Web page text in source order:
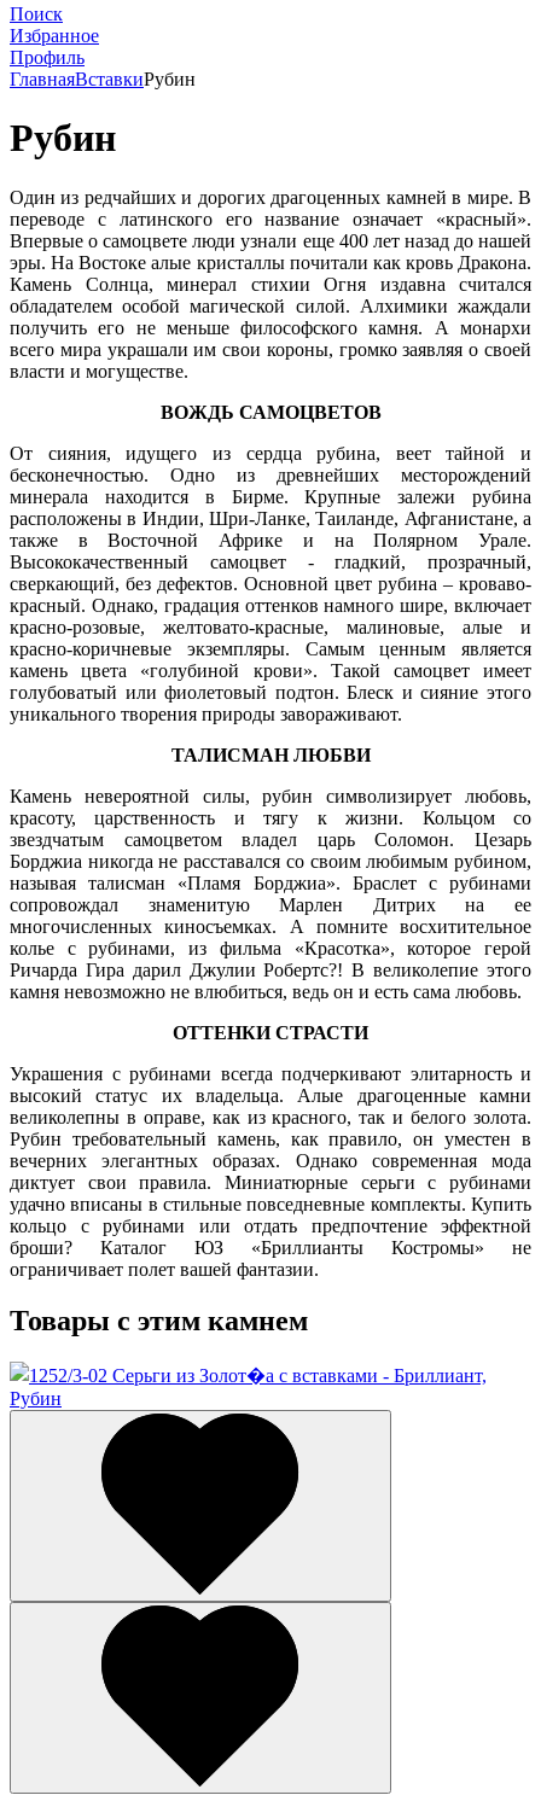
Поиск
Избранное
Профиль
ГлавнаяВставкиРубин
Рубин
Один из редчайших и дорогих драгоценных камней в мире. В
переводе с латинского его название означает «красный».
Впервые о самоцвете люди узнали еще 400 лет назад до нашей
эры. На Востоке алые кристаллы почитали как кровь Дракона.
Камень Солнца, минерал стихии Огня издавна считался
обладателем особой магической силой. Алхимики жаждали
получить его не меньше философского камня. А монархи
всего мира украшали им свои короны, громко заявляя о своей
власти и могуществе.
ВОЖДЬ САМОЦВЕТОВ
От сияния, идущего из сердца рубина, веет тайной и
бесконечностью. Одно из древнейших месторождений
минерала находится в Бирме. Крупные залежи рубина
расположены в Индии, Шри-Ланке, Таиланде, Афганистане, а
также в Восточной Африке и на Полярном Урале.
Высококачественный самоцвет - гладкий, прозрачный,
сверкающий, без дефектов. Основной цвет рубина – кроваво-
красный. Однако, градация оттенков намного шире, включает
красно-розовые, желтовато-красные, малиновые, алые и
красно-коричневые экземпляры. Самым ценным является
камень цвета «голубиной крови». Такой самоцвет имеет
голубоватый или фиолетовый подтон. Блеск и сияние этого
уникального творения природы завораживают.
ТАЛИСМАН ЛЮБВИ
Камень невероятной силы, рубин символизирует любовь,
красоту, царственность и тягу к жизни. Кольцом со
звездчатым самоцветом владел царь Соломон. Цезарь
Борджиа никогда не расставался со своим любимым рубином,
называя талисман «Пламя Борджиа». Браслет с рубинами
сопровождал знаменитую Марлен Дитрих на ее
многочисленных киносъемках. А помните восхитительное
колье с рубинами, из фильма «Красотка», которое герой
Ричарда Гира дарил Джулии Робертс?! В великолепие этого
камня невозможно не влюбиться, ведь он и есть сама любовь.
ОТТЕНКИ СТРАСТИ
Украшения с рубинами всегда подчеркивают элитарность и
высокий статус их владельца. Алые драгоценные камни
великолепны в оправе, как из красного, так и белого золота.
Рубин требовательный камень, как правило, он уместен в
вечерних элегантных образах. Однако современная мода
диктует свои правила. Миниатюрные серьги с рубинами
удачно вписаны в стильные повседневные комплекты. Купить
кольцо с рубинами или отдать предпочтение эффектной
броши? Каталог ЮЗ «Бриллианты Костромы» не
ограничивает полет вашей фантазии.
Товары с этим камнем